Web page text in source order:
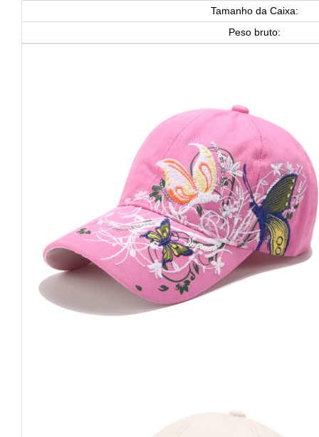
Tamanho da Caixa:
Peso bruto: